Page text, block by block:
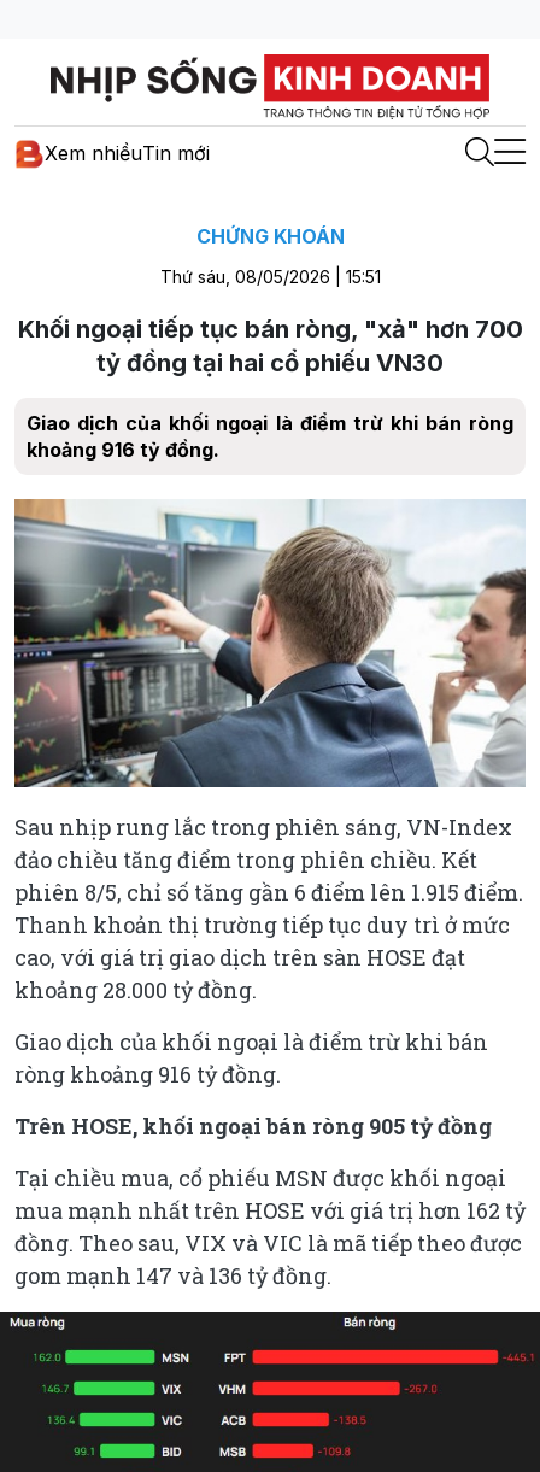
Xem nhiềuTin mới
CHỨNG KHOÁN
Thứ sáu, 08/05/2026 | 15:51
Khối ngoại tiếp tục bán ròng, "xả" hơn 700
tỷ đồng tại hai cổ phiếu VN30
Giao dịch của khối ngoại là điểm trừ khi bán ròng
khoảng 916 tỷ đồng.
Sau nhịp rung lắc trong phiên sáng, VN-Index
đảo chiều tăng điểm trong phiên chiều. Kết
phiên 8/5, chỉ số tăng gần 6 điểm lên 1.915 điểm.
Thanh khoản thị trường tiếp tục duy trì ở mức
cao, với giá trị giao dịch trên sàn HOSE đạt
khoảng 28.000 tỷ đồng.
Giao dịch của khối ngoại là điểm trừ khi bán
ròng khoảng 916 tỷ đồng.
Trên HOSE, khối ngoại bán ròng 905 tỷ đồng
Tại chiều mua, cổ phiếu MSN được khối ngoại
mua mạnh nhất trên HOSE với giá trị hơn 162 tỷ
đồng. Theo sau, VIX và VIC là mã tiếp theo được
gom mạnh 147 và 136 tỷ đồng.